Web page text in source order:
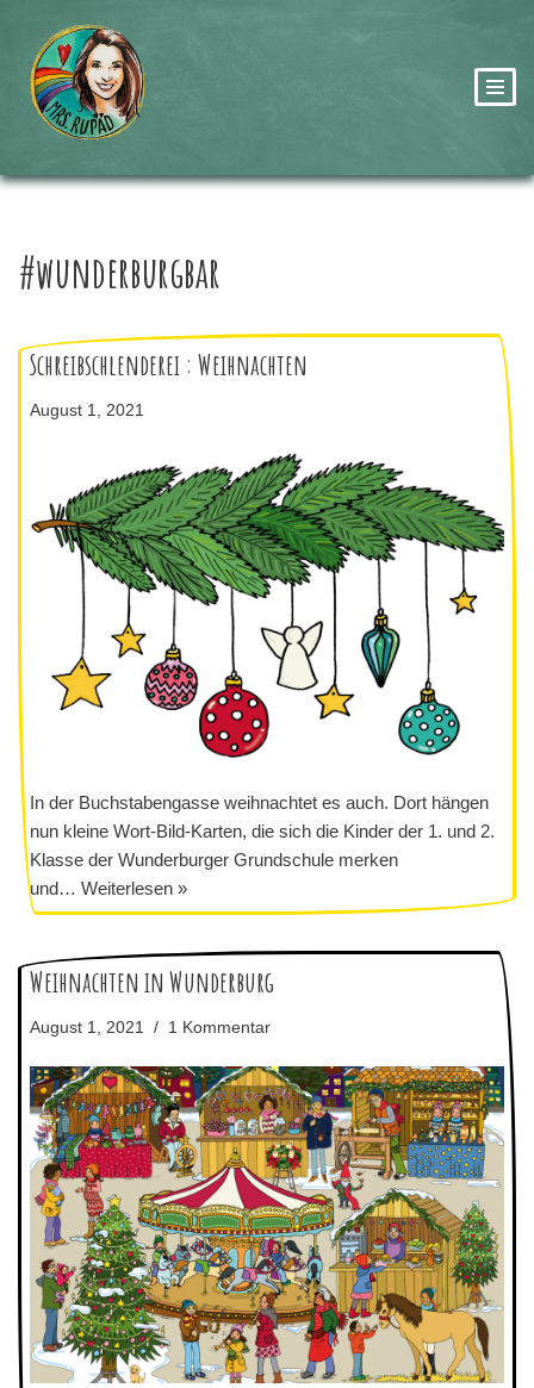
Zum
Inhalt
springen
#wunderburgbar
Schreibschlenderei : Weihnachten
August 1, 2021
In der Buchstabengasse weihnachtet es auch. Dort hängen
nun kleine Wort-Bild-Karten, die sich die Kinder der 1. und 2.
Klasse der Wunderburger Grundschule merken
und… Weiterlesen »
Weihnachten in Wunderburg
August 1, 2021 1 Kommentar